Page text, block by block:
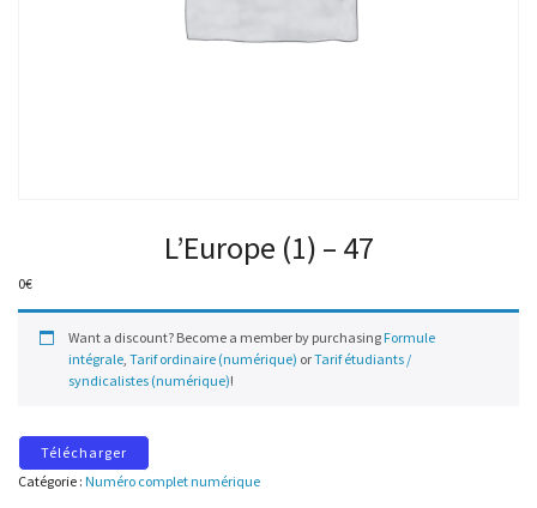
L’Europe (1) – 47
0€
Want a discount? Become a member by purchasing Formule
intégrale, Tarif ordinaire (numérique) orTarif étudiants /
syndicalistes (numérique)!
Télécharger
Catégorie : Numéro complet numérique